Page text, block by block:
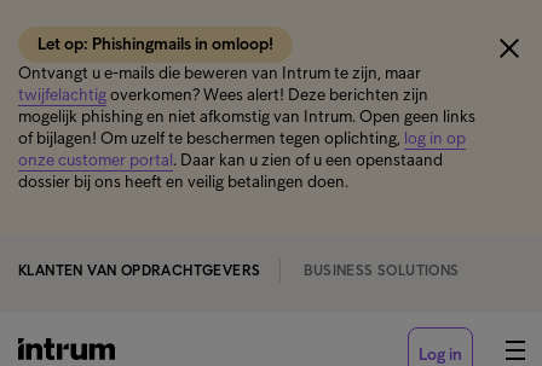
Let op: Phishingmails in omloop!
Ontvangt u e-mails die beweren van Intrum te zijn, maar
twijfelachtigoverkomen? Wees alert! Deze berichten zijn
mogelijk phishing en niet afkomstig van Intrum. Open geen links
of bijlagen! Om uzelf te beschermen tegen oplichting, log in op
onze customer portal. Daar kan u zien of u een openstaand
dossier bij ons heeft en veilig betalingen doen.
KLANTEN VAN OPDRACHTGEVERS BUSINESS SOLUTIONS
Log in